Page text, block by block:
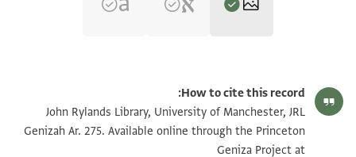
JRL Genizah Ar. 275 1 / 1 leaf, verso הגדל וסובב
How to cite this record:
John Rylands Library, University of Manchester, JRL
Genizah Ar. 275. Available online through the Princeton
Geniza Project at